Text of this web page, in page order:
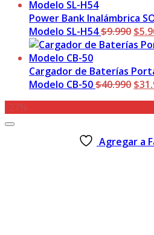
era:
Power Bank Inalámbrica
Modelo SL-H54$9.990 El
era:
$
Cargador de Baterías
Modelo CB-50$40.990 El
$
Agregar a